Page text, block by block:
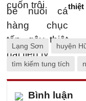
thiệt
Lạng Sơn huyện
tìm kiếm tung tích
Bình luận